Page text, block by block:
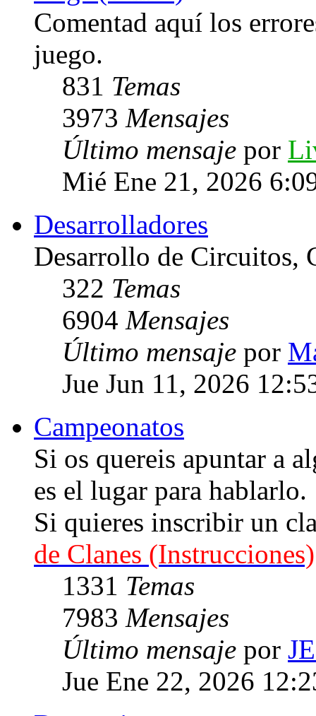
Comentad aquí los
juego.
831 Temas
3973 Mensajes
Último mensaje por
Mié Ene 21, 2026
Desarrolladores
Desarrollo de Circuitos,
322 Temas
6904 Mensajes
Último mensaje por
Jue Jun 11, 2026
Campeonatos
Si os quereis apuntar a
es el lugar para hablarlo.
Si quieres inscribir un
de Clanes (Instrucciones)
1331 Temas
7983 Mensajes
Último mensaje por
Jue Ene 22, 2026